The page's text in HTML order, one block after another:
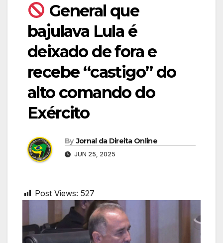
General que
bajulava Lula é
deixado de fora e
recebe “castigo” do
alto comando do
Exército
By Jornal da Direita Online
JUN 25, 2025
Post Views: 527